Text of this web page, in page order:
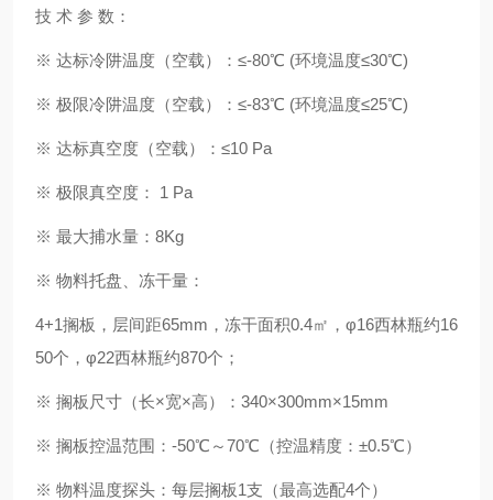
技 术 参 数：
※ 达标冷阱温度（空载）：≤-80℃ (环境温度≤30℃)
※ 极限冷阱温度（空载）：≤-83℃ (环境温度≤25℃)
※ 达标真空度（空载）：≤10 Pa
※ 极限真空度： 1 Pa
※ 最大捕水量：8Kg
※ 物料托盘、冻干量：
4+1搁板，层间距65mm，冻干面积0.4㎡，φ16西林瓶约16
50个，φ22西林瓶约870个；
※ 搁板尺寸（长×宽×高）：340×300mm×15mm
※ 搁板控温范围：-50℃～70℃（控温精度：±0.5℃）
※ 物料温度探头：每层搁板1支（最高选配4个）